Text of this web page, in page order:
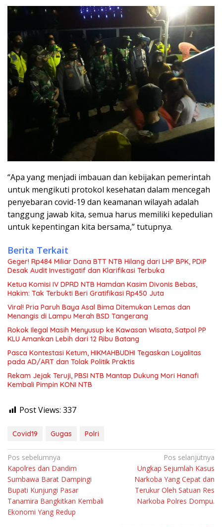
“Apa yang menjadi imbauan dan kebijakan pemerintah
untuk mengikuti protokol kesehatan dalam mencegah
penyebaran covid-19 dan keamanan wilayah adalah
tanggung jawab kita, semua harus memiliki kepedulian
untuk kepentingan kita bersama,” tutupnya.
Berita Terkait
Geger! Rp484 Miliar Dana BTT NTB Hilang dari LHP BPK, PDIP
Desak Audit Investigatif dan Klarifikasi Terbuka
Ketua Komisi IV DPRD NTB Hamdan Kasim Divonis Bebas,
Hakim: Tak Terbukti Beri Gratifikasi Rp450 Juta
Viral! Pria Paruh Baya Asal Bima Ditemukan Lemas dan
Menangis di Lampu Merah BSD Tangerang
Rokok Ilegal Masih Menyusup ke Kawasan Wisata, Satpol PP
KLU Amankan Lebih dari 12 Ribu Batang
Pasca Kontestasi Ketum, HIKMAHBUDHI Tegaskan Loyalitas
pada AD/ART dan Tolak Politik Praktis
Rekam Jejak Teruji, PBSI NTB Mantap Dukung Mori Hanafi
Kembali Pimpin KONI NTB
Post Views: 337
Covid19 Gugas Polri
Navigasi
pos
Pos sebelumnya
Kapolres dan Dandim
Sumbawa Barat Dampingi
Bupati Kunjungi Pasar
Tanamira Bangkitkan Kembali
Ekonomi Yang Redup
Pos selanjutnya
Ungkap Sejumlah Kasus
Narkoba Yang Cepat dan
Terukur Oleh Satuan Res
Narkoba Polres Dompu.